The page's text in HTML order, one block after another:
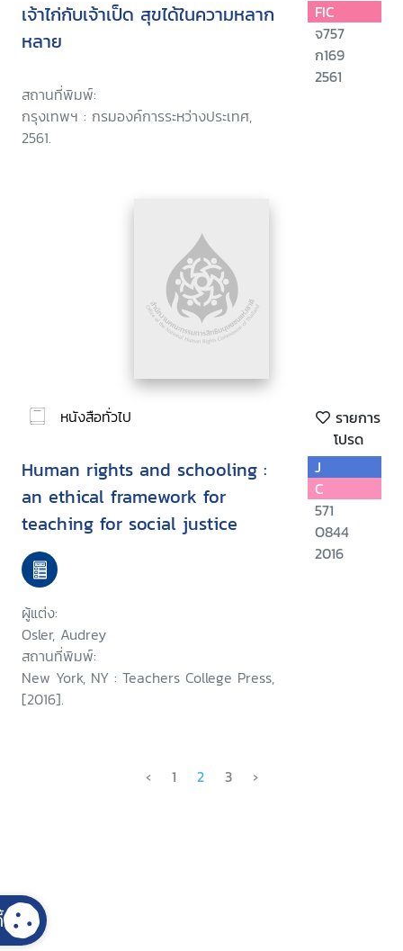
เจ้าไก่กับเจ้าเป็ด สุขได้ในความหลาก
หลาย
สถานที่พิมพ์:
กรุงเทพฯ : กรมองค์การระหว่างประเทศ,
2561.
FIC
จ757
ก169
2561
หนังสือทั่วไป
รายการ
โปรด
Human rights and schooling :
an ethical framework for
teaching for social justice
ผู้แต่ง:
Osler, Audrey
สถานที่พิมพ์:
New York, NY : Teachers College Press,
[2016].
J
C
571
O844
2016
‹ 1 2 3 ›